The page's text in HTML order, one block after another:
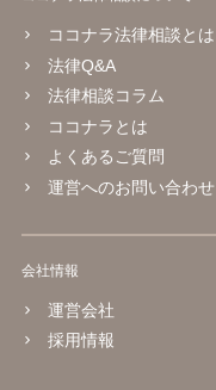
ココナラ法律相談とは
法律Q&A
法律相談コラム
ココナラとは
よくあるご質問
運営へのお問い合わせ
会社情報
運営会社
採用情報